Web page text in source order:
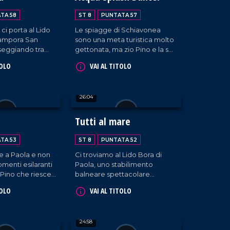
da tutta Italia trasforma ogni
incontro in un vero inno alla
gioia.
58
porta al Lido
San
tra
gruppo di
giornata in una
il sole!
ST 8 PUNTATA 57
Le spiagge di Schiavonea
sono una meta turistica molto
gettonata, ma zio Pino e la sua
divertimento in maniera
VAI AL TITOLO
53
a Paola e non
esilaranti
che riesce
26:04
Tutti al mare
ST 8 PUNTATA 52
Ci troviamo al Lido Bora di
Paola, uno stabilimento
balneare spettacolare
chiacchiere.
VAI AL TITOLO
24:58